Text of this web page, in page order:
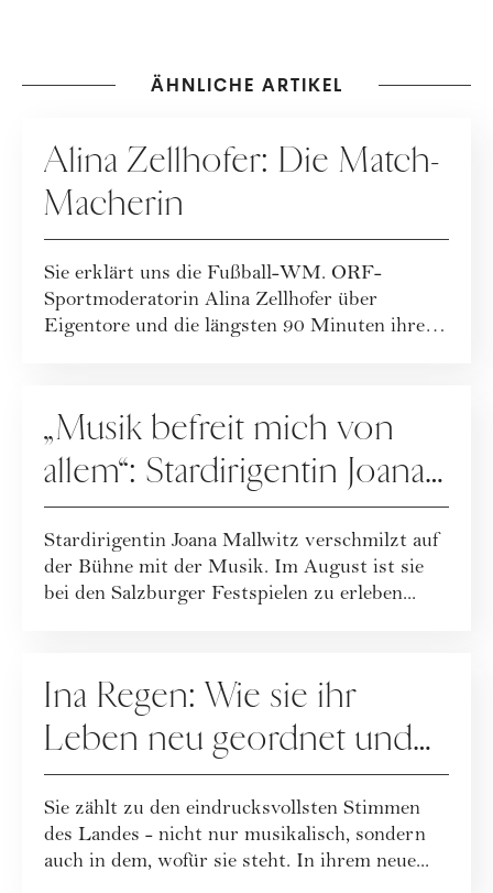
ÄHNLICHE ARTIKEL
Alina Zellhofer: Die Match-
Macherin
Sie erklärt uns die Fußball-WM. ORF-
Sportmoderatorin Alina Zellhofer über
Eigentore und die längsten 90 Minuten ihres
„Musik befreit mich von
allem“: Stardirigentin Joana
Mallwitz im Interview
Stardirigentin Joana Mallwitz verschmilzt auf
der Bühne mit der Musik. Im August ist sie
bei den Salzburger Festspielen zu erleben...
Ina Regen: Wie sie ihr
Leben neu geordnet und
zu sich selbst gefunden hat
Sie zählt zu den eindrucksvollsten Stimmen
des Landes - nicht nur musikalisch, sondern
auch in dem, wofür sie steht. In ihrem neue...